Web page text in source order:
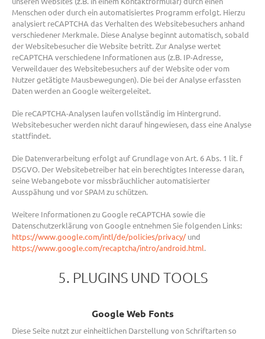
Menschen oder durch ein automatisiertes Programm erfolgt. Hierzu
analysiert reCAPTCHA das Verhalten des Websitebesuchers anhand
verschiedener Merkmale. Diese Analyse beginnt automatisch, sobald
der Websitebesucher die Website betritt. Zur Analyse wertet
reCAPTCHA verschiedene Informationen aus (z.B. IP-Adresse,
Verweildauer des Websitebesuchers auf der Website oder vom
Nutzer getätigte Mausbewegungen). Die bei der Analyse erfassten
Daten werden an Google weitergeleitet.
Die reCAPTCHA-Analysen laufen vollständig im Hintergrund.
Websitebesucher werden nicht darauf hingewiesen, dass eine Analyse
stattfindet.
Die Datenverarbeitung erfolgt auf Grundlage von Art. 6 Abs. 1 lit. f
DSGVO. Der Websitebetreiber hat ein berechtigtes Interesse daran,
seine Webangebote vor missbräuchlicher automatisierter
Ausspähung und vor SPAM zu schützen.
Weitere Informationen zu Google reCAPTCHA sowie die
Datenschutzerklärung von Google entnehmen Sie folgenden Links:
https://www.google.com/intl/de/policies/privacy/und
https://www.google.com/recaptcha/intro/android.html.
5. PLUGINS UND TOOLS
Google Web Fonts
Diese Seite nutzt zur einheitlichen Darstellung von Schriftarten so